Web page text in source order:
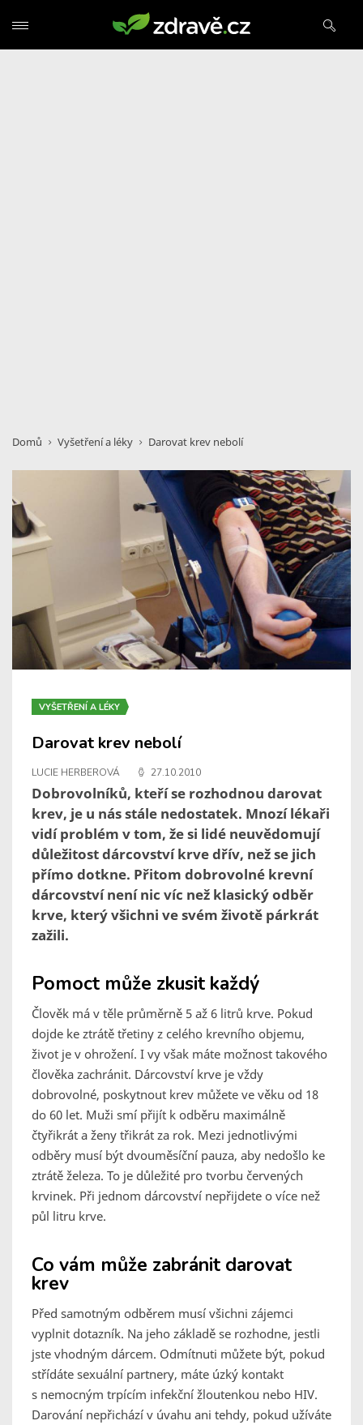
Domů Vyšetření a léky Darovat krev nebolí
VYŠETŘENÍ A LÉKY
Darovat krev nebolí
LUCIE HERBEROVÁ 27.10.2010
Dobrovolníků, kteří se rozhodnou darovat
krev, je u nás stále nedostatek. Mnozí lékaři
vidí problém v tom, že si lidé neuvědomují
důležitost dárcovství krve dřív, než se jich
přímo dotkne. Přitom dobrovolné krevní
dárcovství není nic víc než klasický odběr
krve, který všichni ve svém životě párkrát
zažili.
Pomoct může zkusit každý
Člověk má v těle průměrně 5 až 6 litrů krve. Pokud
dojde ke ztrátě třetiny z celého krevního objemu,
život je v ohrožení. I vy však máte možnost takového
člověka zachránit. Dárcovství krve je vždy
dobrovolné, poskytnout krev můžete ve věku od 18
do 60 let. Muži smí přijít k odběru maximálně
čtyřikrát a ženy třikrát za rok. Mezi jednotlivými
odběry musí být dvouměsíční pauza, aby nedošlo ke
ztrátě železa. To je důležité pro tvorbu červených
krvinek. Při jednom dárcovství nepřijdete o více než
půl litru krve.
Co vám může zabránit darovat
krev
Před samotným odběrem musí všichni zájemci
vyplnit dotazník. Na jeho základě se rozhodne, jestli
jste vhodným dárcem. Odmítnuti můžete být, pokud
střídáte sexuální partnery, máte úzký kontakt
s nemocným trpícím infekční žloutenkou nebo HIV.
Darování nepřichází v úvahu ani tehdy, pokud užíváte